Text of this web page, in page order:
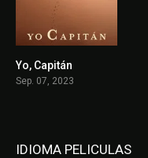
Yo, Capitán
Sep. 07, 2023
IDIOMA PELICULAS